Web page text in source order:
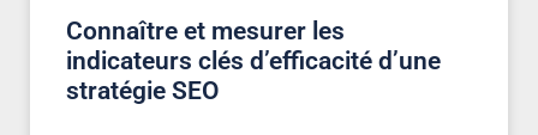
Connaître et mesurer les
indicateurs clés d’efficacité d’une
stratégie SEO